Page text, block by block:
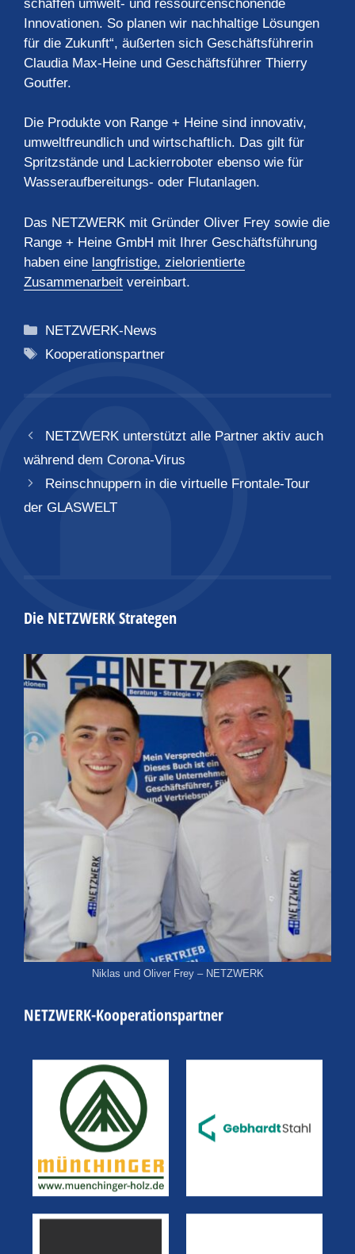
schaffen umwelt- und ressourcenschonende
Innovationen. So planen wir nachhaltige Lösungen
für die Zukunft“, äußerten sich Geschäftsführerin
Claudia Max-Heine und Geschäftsführer Thierry
Goutfer.
Die Produkte von Range + Heine sind innovativ,
umweltfreundlich und wirtschaftlich. Das gilt für
Spritzstände und Lackierroboter ebenso wie für
Wasseraufbereitungs- oder Flutanlagen.
Das NETZWERK mit Gründer Oliver Frey sowie die
Range + Heine GmbH mit Ihrer Geschäftsführung
haben eine langfristige, zielorientierte
Zusammenarbeit vereinbart.
Kategorien
NETZWERK-News
Schlagwörter
Kooperationspartner
NETZWERK unterstützt alle Partner aktiv auch
während dem Corona-Virus
Reinschnuppern in die virtuelle Frontale-Tour
der GLASWELT
Die NETZWERK Strategen
Niklas und Oliver Frey – NETZWERK
NETZWERK-Kooperationspartner